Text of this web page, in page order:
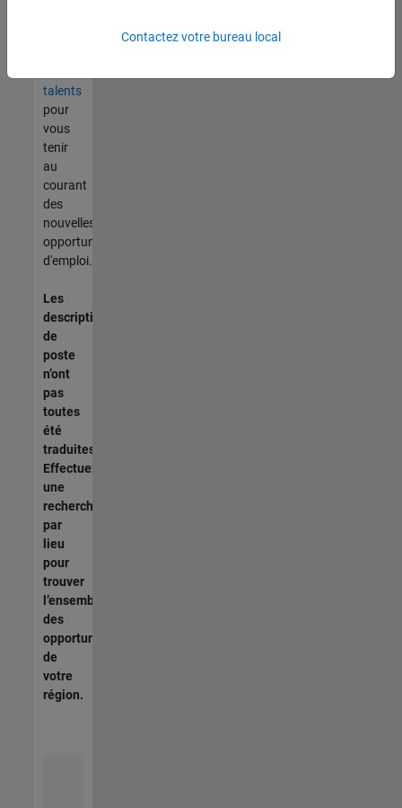
talents
pour
vous
tenir
au
courant
des
nouvelles
opportunités
d'emploi.
Les
descriptions
de
poste
n’ont
pas
toutes
été
traduites.
Effectuez
une
recherche
par
lieu
pour
trouver
l’ensemble
des
opportunités
de
votre
région.
Contactez votre bureau local